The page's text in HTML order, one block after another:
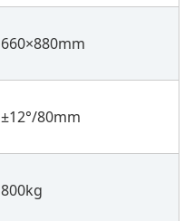
660×880mm
±12°/80mm
800kg